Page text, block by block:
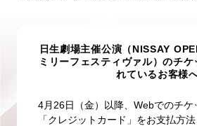
日生劇場主催公演（NISSAY
ミリーフェスティヴァル）のチケ
れているお客様
4月26日（金）以降、Webでのチケ
「クレジットカード」をお支払方